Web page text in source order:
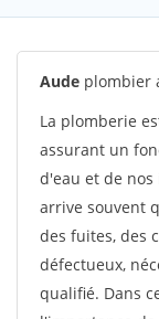
Aude plombier
La plomberie
assurant un
d'eau et de
arrive souvent
des fuites, des
défectueux,
qualifié. Dans